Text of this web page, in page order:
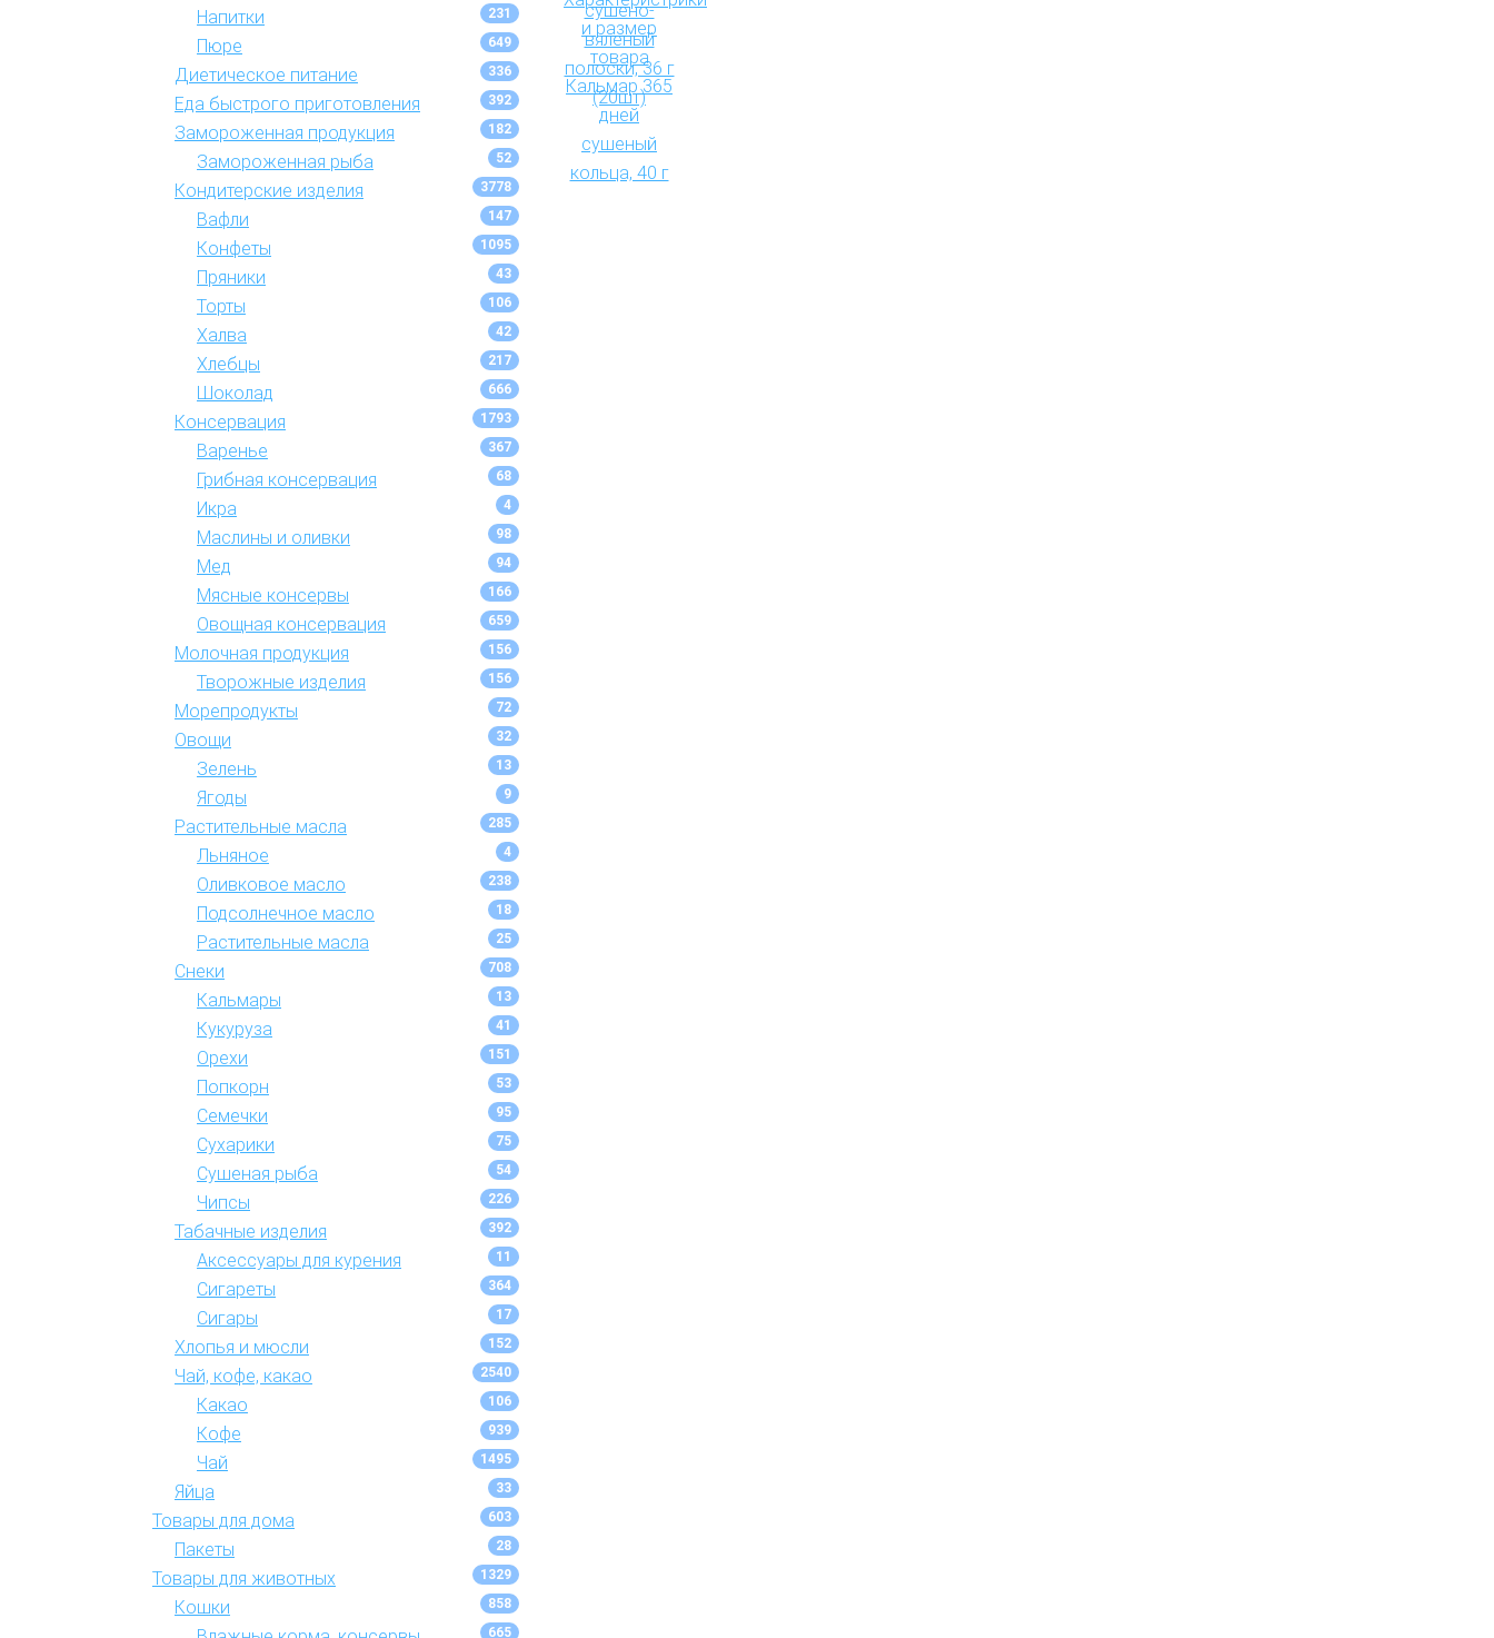
Напитки 231
Пюре 649
Диетическое питание 336
Еда быстрого приготовления 392
Замороженная продукция 182
Замороженная рыба 52
Кондитерские изделия 3778
Вафли 147
Конфеты 1095
Пряники 43
Торты 106
Халва 42
Хлебцы 217
Шоколад 666
Консервация 1793
Варенье 367
Грибная консервация 68
Икра 4
Маслины и оливки 98
Мед 94
Мясные консервы 166
Овощная консервация 659
Молочная продукция 156
Творожные изделия 156
Морепродукты 72
Овощи 32
Зелень 13
Ягоды 9
Растительные масла 285
Льняное 4
Оливковое масло 238
Подсолнечное масло 18
Растительные масла 25
Снеки 708
Кальмары 13
Кукуруза 41
Орехи 151
Попкорн 53
Семечки 95
Сухарики 75
Сушеная рыба 54
Чипсы 226
Табачные изделия 392
Аксессуары для курения 11
Сигареты 364
Сигары 17
Хлопья и мюсли 152
Чай, кофе, какао 2540
Какао 106
Кофе 939
Чай 1495
Яйца 33
Товары для дома 603
Пакеты 28
Товары для животных 1329
Кошки 858
665